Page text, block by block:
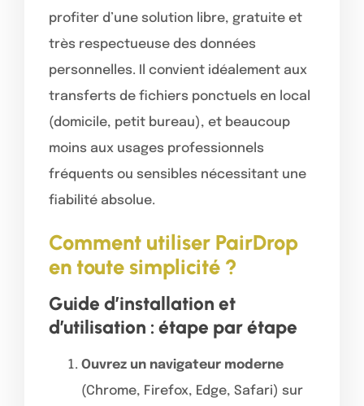
profiter d’une solution libre, gratuite et
très respectueuse des données
personnelles. Il convient idéalement aux
transferts de fichiers ponctuels en local
(domicile, petit bureau), et beaucoup
moins aux usages professionnels
fréquents ou sensibles nécessitant une
fiabilité absolue.
Comment utiliser PairDrop
en toute simplicité ?
Guide d’installation et
d’utilisation : étape par étape
Ouvrez un navigateur moderne
(Chrome, Firefox, Edge, Safari) sur